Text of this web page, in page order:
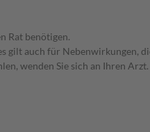
Rat benötigen.
auch für Nebenwirkungen,
wenden Sie sich an Ihren Arzt.